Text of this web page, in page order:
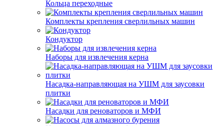
Кольца переходные
Комплекты крепления сверлильных машин
Кондуктор
Наборы для извлечения керна
Насадка-направляющая на УШМ для заусовки
плитки
Насадки для реноваторов и МФИ